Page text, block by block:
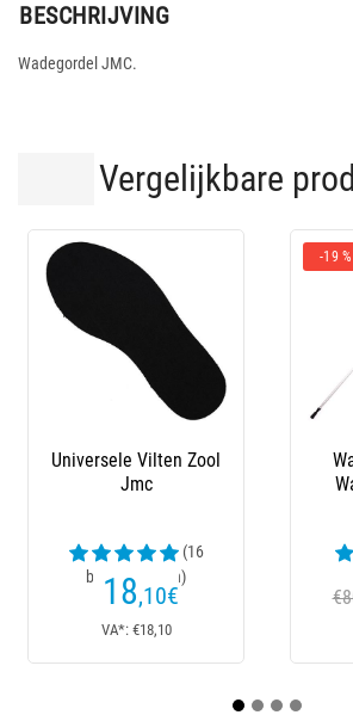
BESCHRIJVING
Wadegordel JMC.
Vergelijkbare
-19 %
Wading Stok Jmc
Wading Staff Dlx
(1
beoordelingen)
64,50€
VA*: €80,60
Lijm Jmc
VA*: